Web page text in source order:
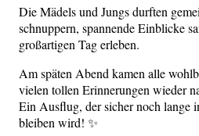
Die Mädels und Jungs durften
schnuppern, spannende Einblicke
großartigen Tag erleben.
Am späten Abend kamen alle
vielen tollen Erinnerungen wieder
Ein Ausflug, der sicher noch lange
bleiben wird! ✨